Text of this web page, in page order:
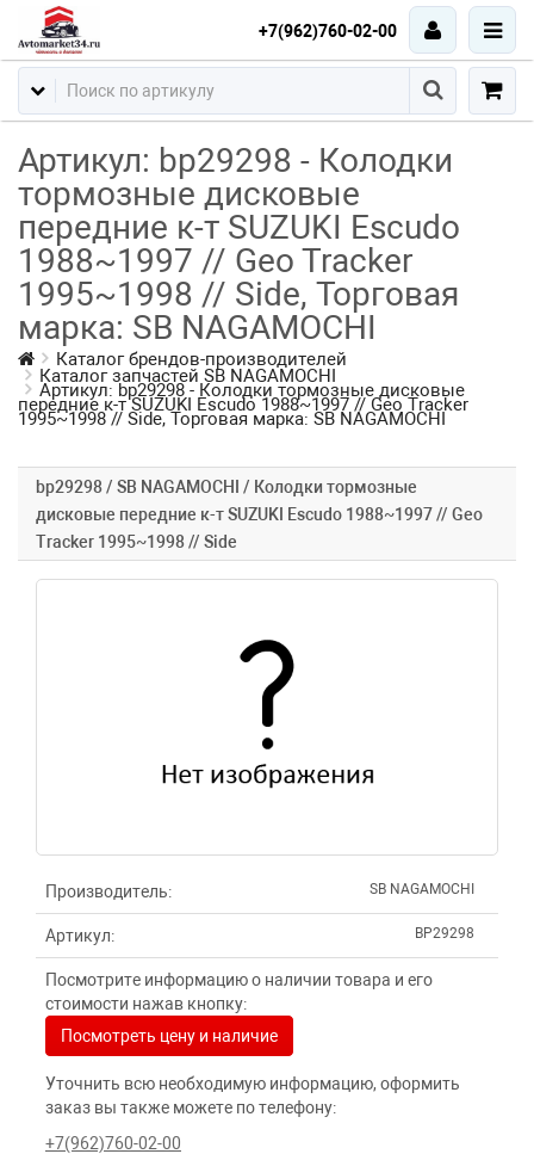
+7(962)760-02-00
Артикул: bp29298 - Колодки
тормозные дисковые
передние к-т SUZUKI Escudo
1988~1997 // Geo Tracker
1995~1998 // Side, Торговая
марка: SB NAGAMOCHI
Каталог брендов-производителей
Каталог запчастей SB NAGAMOCHI
Артикул: bp29298 - Колодки тормозные дисковые
передние к-т SUZUKI Escudo 1988~1997 // Geo Tracker
1995~1998 // Side, Торговая марка: SB NAGAMOCHI
bp29298 / SB NAGAMOCHI / Колодки тормозные
дисковые передние к-т SUZUKI Escudo 1988~1997 // Geo
Tracker 1995~1998 // Side
Производитель: SB NAGAMOCHI
Артикул: BP29298
Посмотрите информацию о наличии товара и его
стоимости нажав кнопку:
Посмотреть цену и наличие
Уточнить всю необходимую информацию, оформить
заказ вы также можете по телефону:
+7(962)760-02-00